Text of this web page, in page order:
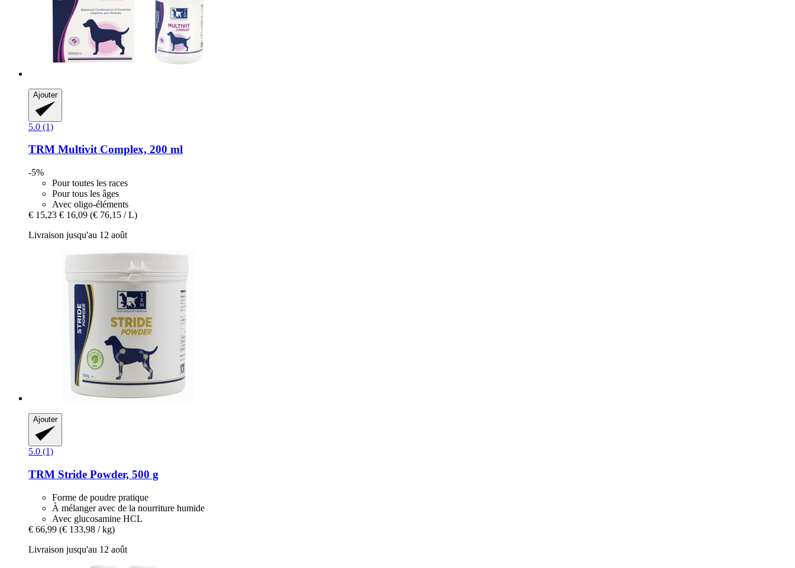
Ajouter
5.0 (1)
TRM Multivit Complex, 200 ml
-5%
Pour toutes les races
Pour tous les âges
Avec oligo-éléments
€ 15,23 € 16,09 (€ 76,15 / L)
Livraison jusqu'au 12 août
Ajouter
5.0 (1)
TRM Stride Powder, 500 g
Forme de poudre pratique
À mélanger avec de la nourriture humide
Avec glucosamine HCL
€ 66,99 (€ 133,98 / kg)
Livraison jusqu'au 12 août